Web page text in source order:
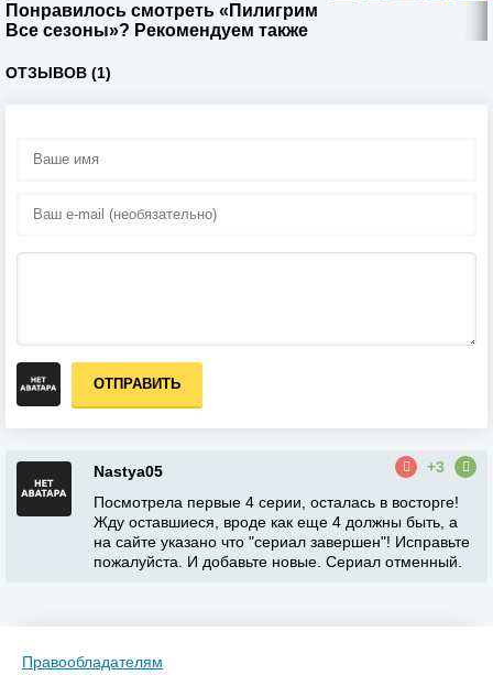
Понравилось смотреть «Пилигрим
Все сезоны»? Рекомендуем также
ОТЗЫВОВ (1)
ОТПРАВИТЬ
Nastya05
+3
Посмотрела первые 4 серии, осталась в восторге!
Жду оставшиеся, вроде как еще 4 должны быть, а
на сайте указано что "сериал завершен"! Исправьте
пожалуйста. И добавьте новые. Сериал отменный.
Правообладателям